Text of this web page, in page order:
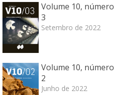
Volume 10, número
3
Setembro de 2022
Volume 10, número
2
Junho de 2022